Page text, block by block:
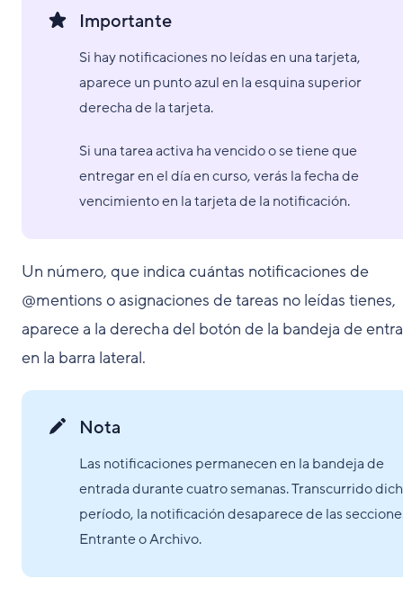
Importante
Si hay notificaciones no leídas en una tarjeta,
aparece un punto azul en la esquina superior
derecha de la tarjeta.
Si una tarea activa ha vencido o se tiene que
entregar en el día en curso, verás la fecha de
vencimiento en la tarjeta de la notificación.
Un número, que indica cuántas notificaciones de
@mentions o asignaciones de tareas no leídas tienes,
aparece a la derecha del botón de la bandeja de
en la barra lateral.
Nota
Las notificaciones permanecen en la bandeja de
entrada durante cuatro semanas. Transcurrido
período, la notificación desaparece de las
Entrante o Archivo.